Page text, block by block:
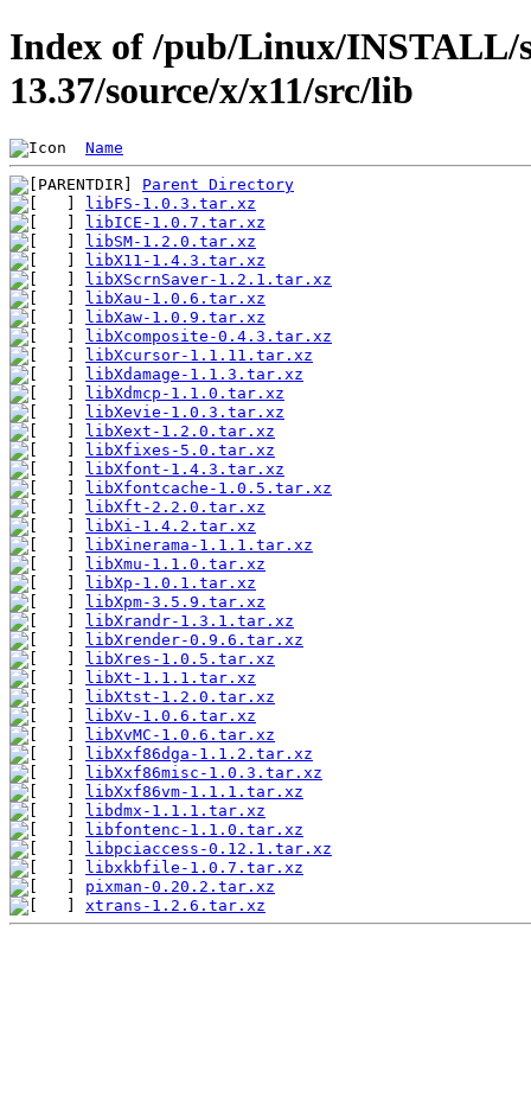
Index of /pub/Linux/INSTALL/
13.37/source/x/x11/src/lib
Name
Parent Directory
libFS-1.0.3.tar.xz
libICE-1.0.7.tar.xz
libSM-1.2.0.tar.xz
libX11-1.4.3.tar.xz
libXScrnSaver-1.2.1.tar.xz
libXau-1.0.6.tar.xz
libXaw-1.0.9.tar.xz
libXcomposite-0.4.3.tar.xz
libXcursor-1.1.11.tar.xz
libXdamage-1.1.3.tar.xz
libXdmcp-1.1.0.tar.xz
libXevie-1.0.3.tar.xz
libXext-1.2.0.tar.xz
libXfixes-5.0.tar.xz
libXfont-1.4.3.tar.xz
libXfontcache-1.0.5.tar.xz
libXft-2.2.0.tar.xz
libXi-1.4.2.tar.xz
libXinerama-1.1.1.tar.xz
libXmu-1.1.0.tar.xz
libXp-1.0.1.tar.xz
libXpm-3.5.9.tar.xz
libXrandr-1.3.1.tar.xz
libXrender-0.9.6.tar.xz
libXres-1.0.5.tar.xz
libXt-1.1.1.tar.xz
libXtst-1.2.0.tar.xz
libXv-1.0.6.tar.xz
libXvMC-1.0.6.tar.xz
libXxf86dga-1.1.2.tar.xz
libXxf86misc-1.0.3.tar.xz
libXxf86vm-1.1.1.tar.xz
libdmx-1.1.1.tar.xz
libfontenc-1.1.0.tar.xz
libpciaccess-0.12.1.tar.xz
libxkbfile-1.0.7.tar.xz
pixman-0.20.2.tar.xz
xtrans-1.2.6.tar.xz